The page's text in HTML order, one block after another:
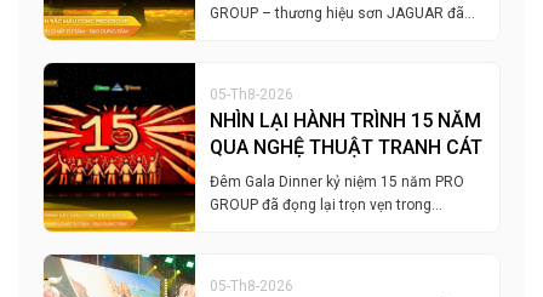
GROUP – thương hiệu sơn JAGUAR đã…
05-Th8-2026
NHÌN LẠI HÀNH TRÌNH 15 NĂM
QUA NGHỆ THUẬT TRANH CÁT
Đêm Gala Dinner kỷ niệm 15 năm PRO
GROUP đã đọng lại trọn vẹn trong…
05-Th8-2026